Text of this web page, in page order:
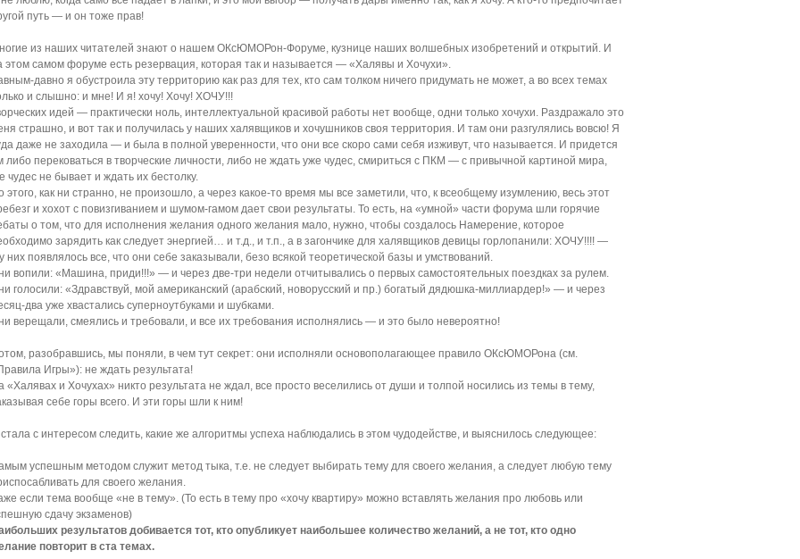
путь — и он тоже прав!
из наших читателей знают о нашем ОКсЮМОРон-Форуме, кузнице наших волшебных изобретений и открытий. И
этом самом форуме есть резервация, которая так и называется — «Халявы и Хочухи».
давно я обустроила эту территорию как раз для тех, кто сам толком ничего придумать не может, а во всех темах
и слышно: и мне! И я! хочу! Хочу! ХОЧУ!!!
идей — практически ноль, интеллектуальной красивой работы нет вообще, одни только хочухи. Раздражало это
страшно, и вот так и получилась у наших халявщиков и хочушников своя территория. И там они разгулялись вовсю! Я
даже не заходила — и была в полной уверенности, что они все скоро сами себя изживут, что называется. И придется
либо перековаться в творческие личности, либо не ждать уже чудес, смириться с ПКМ — с привычной картиной мира,
чудес не бывает и ждать их бестолку.
этого, как ни странно, не произошло, а через какое-то время мы все заметили, что, к всеобщему изумлению, весь этот
и хохот с повизгиванием и шумом-гамом дает свои результаты. То есть, на «умной» части форума шли горячие
о том, что для исполнения желания одного желания мало, нужно, чтобы создалось Намерение, которое
зарядить как следует энергией… и т.д., и т.п., а в загончике для халявщиков девицы горлопанили: ХОЧУ!!!! —
них появлялось все, что они себе заказывали, безо всякой теоретической базы и умствований.
вопили: «Машина, приди!!!» — и через две-три недели отчитывались о первых самостоятельных поездках за рулем.
голосили: «Здравствуй, мой американский (арабский, новорусский и пр.) богатый дядюшка-миллиардер!» — и через
два уже хвастались суперноутбуками и шубками.
верещали, смеялись и требовали, и все их требования исполнялись — и это было невероятно!
разобравшись, мы поняли, в чем тут секрет: они исполняли основополагающее правило ОКсЮМОРона (см.
Игры»): не ждать результата!
«Халявах и Хочухах» никто результата не ждал, все просто веселились от души и толпой носились из темы в тему,
себе горы всего. И эти горы шли к ним!
с интересом следить, какие же алгоритмы успеха наблюдались в этом чудодействе, и выяснилось следующее:
успешным методом служит метод тыка, т.е. не следует выбирать тему для своего желания, а следует любую тему
для своего желания.
если тема вообще «не в тему». (То есть в тему про «хочу квартиру» можно вставлять желания про любовь или
сдачу экзаменов)
результатов добивается тот, кто опубликует наибольшее количество желаний, а не тот, кто одно
повторит в ста темах.